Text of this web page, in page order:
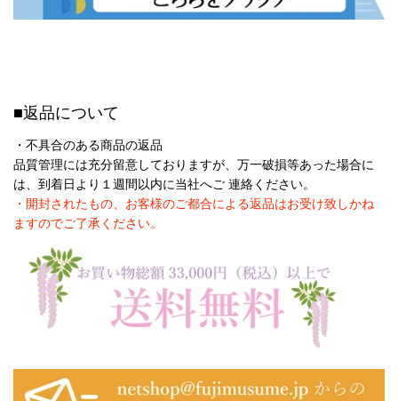
■返品について
・不具合のある商品の返品
品質管理には充分留意しておりますが、万一破損等あった場合に
は、到着日より１週間以内に当社へご 連絡ください。
・ 開封されたもの、お客様のご都合による返品はお受け致しかね
ますのでご了承ください。